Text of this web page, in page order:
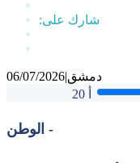
06/07/2026|دمشق
20
الوطن -